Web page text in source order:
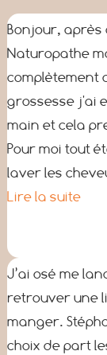
Bonjour,
Naturopathe
complètement
grossesse j'ai
main et cela
Pour moi tout
laver les
Lire la suite
J’ai osé me
retrouver une
manger.
choix de part